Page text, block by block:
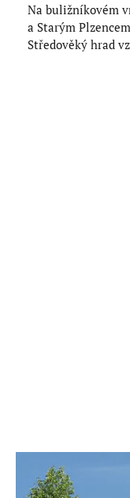
Na buližníkovém
a Starým
Středověký hrad